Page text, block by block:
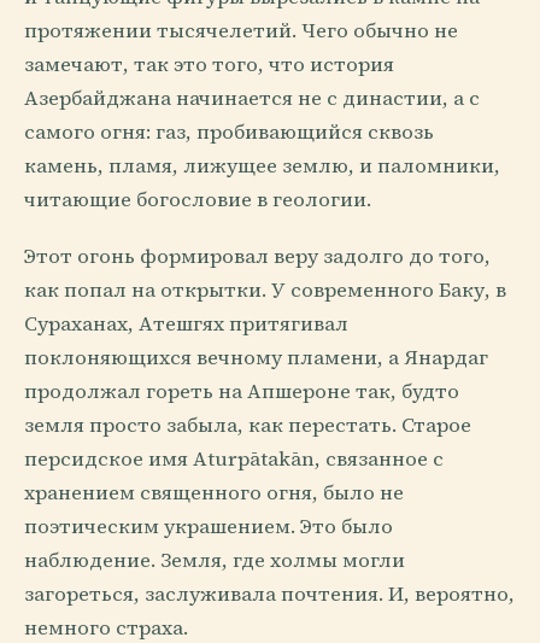
протяжении тысячелетий. Чего обычно не
замечают, так это того, что история
Азербайджана начинается не с династии, а с
самого огня: газ, пробивающийся сквозь
камень, пламя, лижущее землю, и паломники,
читающие богословие в геологии.
Этот огонь формировал веру задолго до того,
как попал на открытки. У современного Баку, в
Сураханах, Атешгях притягивал
поклоняющихся вечному пламени, а Янардаг
продолжал гореть на Апшероне так, будто
земля просто забыла, как перестать. Старое
персидское имя Aturpātakān, связанное с
хранением священного огня, было не
поэтическим украшением. Это было
наблюдение. Земля, где холмы могли
загореться, заслуживала почтения. И, вероятно,
немного страха.